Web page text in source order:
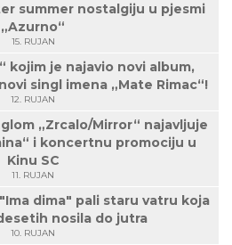
summer nostalgiju u pjesmi
„Azurno“
15. RUJAN
kojim je najavio novi album,
singl imena „Mate Rimac“!
12. RUJAN
„Zrcalo/Mirror“ najavljuje
i koncertnu promociju u
Kinu SC
11. RUJAN
dima" pali staru vatru koja
nosila do jutra
10. RUJAN